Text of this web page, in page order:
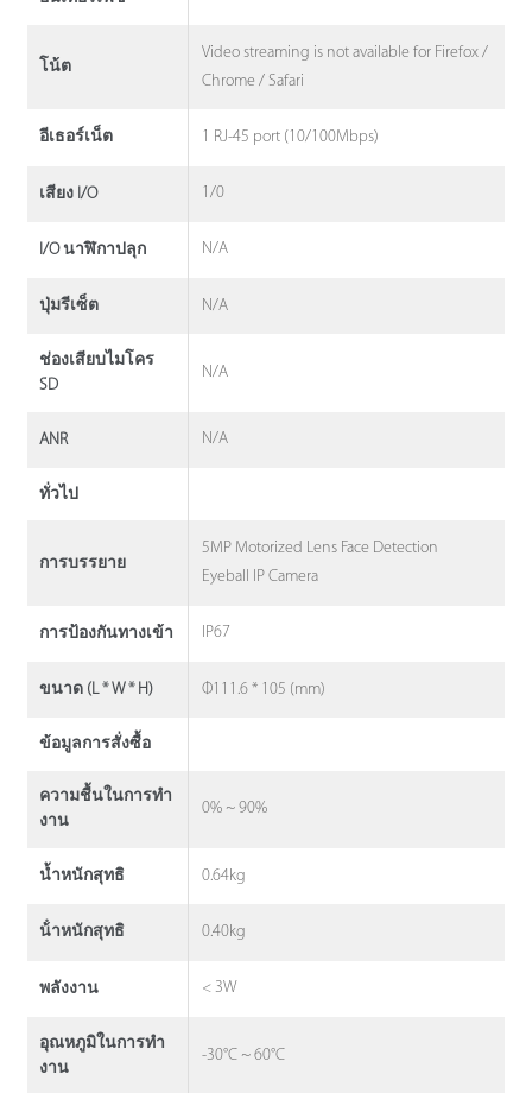
โน้ต
Video streaming is not available for Firefox /
Chrome / Safari
อีเธอร์เน็ต 1 RJ-45 port (10/100Mbps)
เสียง I/O 1/0
I/O นาฬิกาปลุก N/A
ปุ่มรีเซ็ต N/A
ช่องเสียบไมโคร
SD
N/A
ANR N/A
ทั่วไป
การบรรยาย
5MP Motorized Lens Face Detection
Eyeball IP Camera
การป้องกันทางเข้า IP67
ขนาด (L * W * H) Φ111.6 * 105 (mm)
ข้อมูลการสั่งซื้อ
ความชื้นในการทํา
งาน
0% ~ 90%
น้ำหนักสุทธิ 0.64kg
น้ําหนักสุทธิ 0.40kg
พลังงาน < 3W
อุณหภูมิในการทํา
งาน
-30°C ~ 60°C